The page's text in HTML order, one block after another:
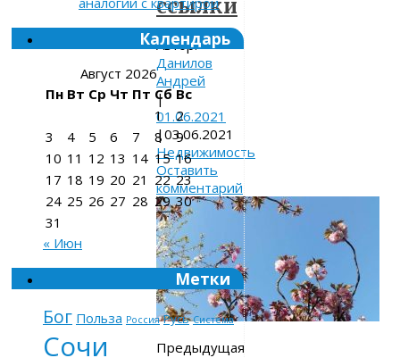
ссылки
Автор:
Данилов
Андрей
|
01.06.2021
|03.06.2021
Недвижимость
Оставить
комментарий
Предыдущая
Календарь
Август 2026
Пн Вт Ср Чт Пт Сб Вс
1
2
3
4 5 6 7 8
9
10 11 12 13 14 15 16
17 18 19 20 21 22 23
24 25 26 27 28 29 30
31
« Июн
Метки
Бог Польза Россия Русь Система
Сочи